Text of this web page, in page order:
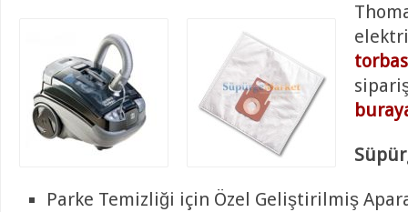
Parke Temizliği için Özel Geliştirilmiş